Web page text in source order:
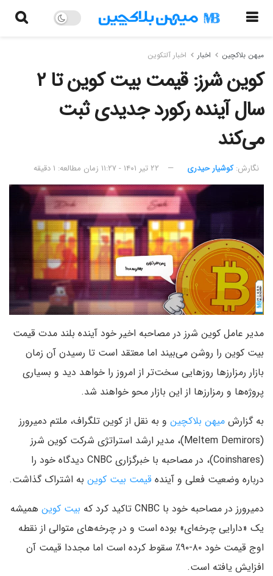
میهن بلاکچین اخبار اخبار آلتکوین
کوین شرز: قیمت بیت کوین تا ۲
سال آینده رکورد جدیدی ثبت
می‌کند
نگارش:‌ کوشیار حیدری ۲۲ تیر ۱۴۰۱ - ۱۱:۲۷ زمان مطالعه: ۱ دقیقه
مدیر عامل کوین شرز در مصاحبه اخیر خود آینده بلند مدت قیمت
بیت کوین را روشن می‌بیند اما معتقد است تا رسیدن آن زمان
بازار رمزارزها روزهایی سخت‌تر از امروز را خواهد دید و بسیاری
پروژه‌ها و رمزارزها از این بازار محو خواهند شد.
به گزارش میهن بلاکچین و به نقل از کوین تلگراف، ملتم دمیرورز
(Meltem Demirors)، مدیر ارشد استراتژی شرکت کوین شرز
(Coinshares)، در مصاحبه با خبرگزاری CNBC دیدگاه خود را
درباره وضعیت فعلی و آینده قیمت بیت کوین به اشتراک گذاشت.
دمیرورز در مصاحبه خود با CNBC تاکید کرد که
بیت کوین همیشه
یک «دارایی چرخه‌ای» بوده است و در چرخه‌های متوالی از نقطه
اوج قیمت خود ۸۰-۹۰٪ سقوط کرده است اما مجددا قیمت آن
افزایش یافته است.